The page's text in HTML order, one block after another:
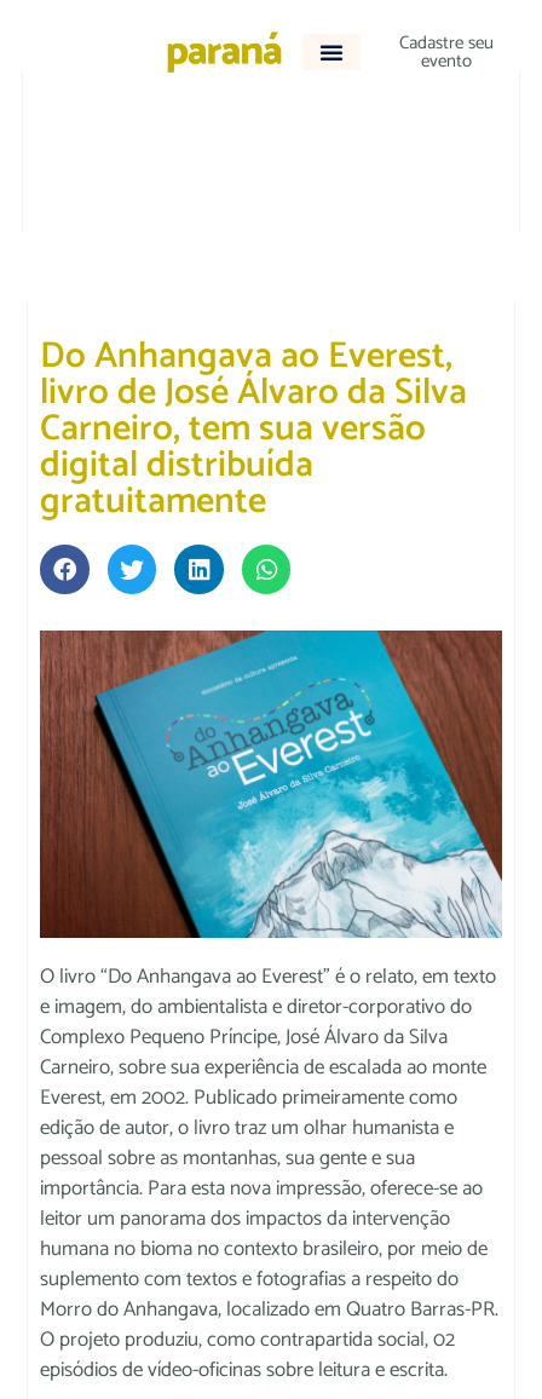
Cadastre seu
evento
Do Anhangava ao Everest,
livro de José Álvaro da Silva
Carneiro, tem sua versão
digital distribuída
gratuitamente
O livro “Do Anhangava ao Everest” é o relato, em texto
e imagem, do ambientalista e diretor-corporativo do
Complexo Pequeno Príncipe, José Álvaro da Silva
Carneiro, sobre sua experiência de escalada ao monte
Everest, em 2002. Publicado primeiramente como
edição de autor, o livro traz um olhar humanista e
pessoal sobre as montanhas, sua gente e sua
importância. Para esta nova impressão, oferece-se ao
leitor um panorama dos impactos da intervenção
humana no bioma no contexto brasileiro, por meio de
suplemento com textos e fotografias a respeito do
Morro do Anhangava, localizado em Quatro Barras-PR.
O projeto produziu, como contrapartida social, 02
episódios de vídeo-oficinas sobre leitura e escrita.